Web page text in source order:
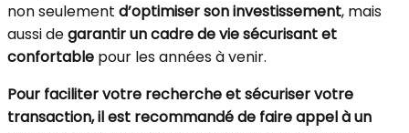
non seulement d’optimiser son investissement, mais
aussi degarantir un cadre de vie sécurisant et
confortable pour les années à venir.
Pour faciliter votre recherche et sécuriser votre
transaction, il est recommandé de faire appel à un